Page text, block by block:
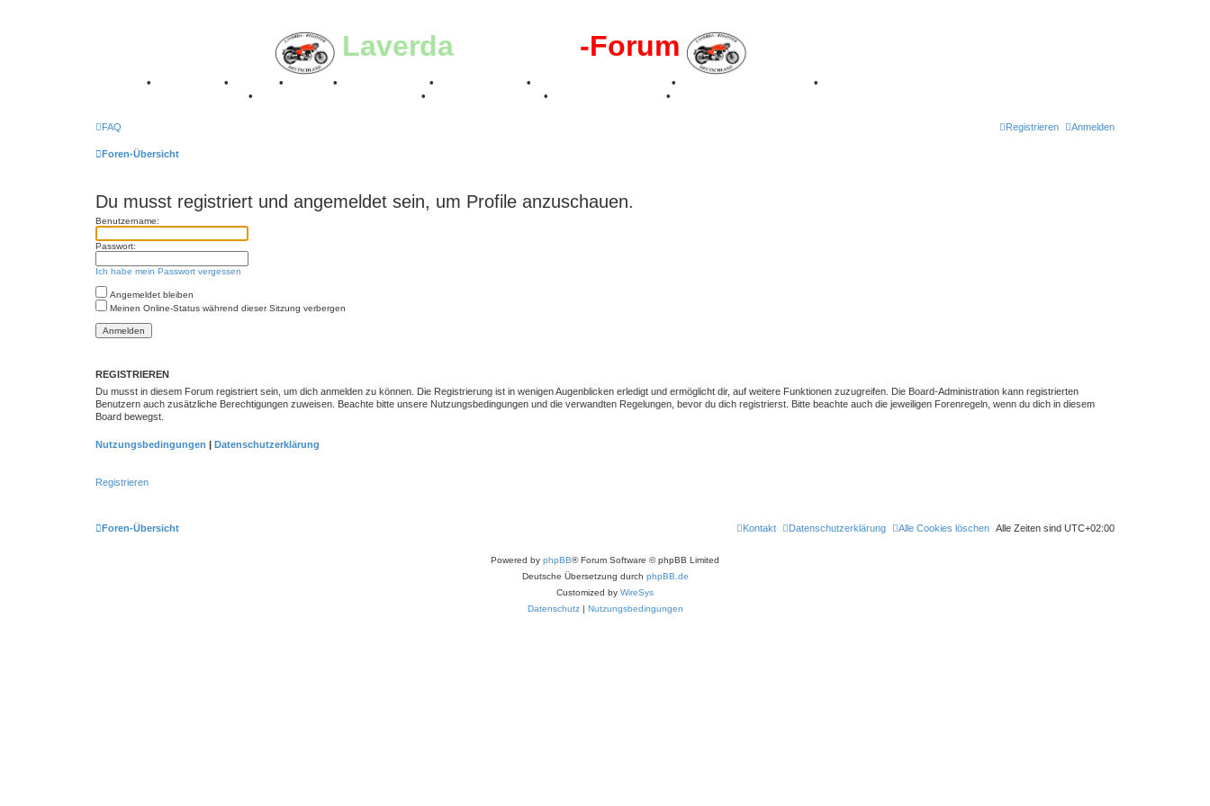
Laverda -Forum
• • • • • • •
•
• • • •
FAQ Anmelden
Registrieren
Foren-Übersicht
Du musst registriert und angemeldet sein, um Profile anzuschauen.
Benutzername:
Passwort:
Ich habe mein Passwort vergessen
Angemeldet bleiben
Meinen Online-Status während dieser Sitzung verbergen
REGISTRIEREN
Du musst in diesem Forum registriert sein, um dich anmelden zu können. Die Registrierung ist in wenigen Augenblicken erledigt und ermöglicht dir, auf weitere Funktionen zuzugreifen. Die Board-Administration kann registrierten
Benutzern auch zusätzliche Berechtigungen zuweisen. Beachte bitte unsere Nutzungsbedingungen und die verwandten Regelungen, bevor du dich registrierst. Bitte beachte auch die jeweiligen Forenregeln, wenn du dich in diesem
Board bewegst.
Nutzungsbedingungen | Datenschutzerklärung
Registrieren
Foren-Übersicht Alle Zeiten sind UTC+02:00
Alle Cookies löschen
Datenschutzerklärung
Kontakt
Powered by phpBB® Forum Software © phpBB Limited
Deutsche Übersetzung durch phpBB.de
Customized by WireSys
Datenschutz| Nutzungsbedingungen